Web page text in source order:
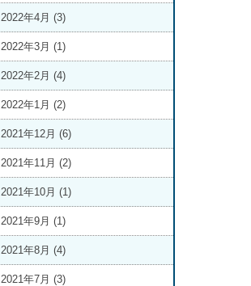
2022年4月 (3)
2022年3月 (1)
2022年2月 (4)
2022年1月 (2)
2021年12月 (6)
2021年11月 (2)
2021年10月 (1)
2021年9月 (1)
2021年8月 (4)
2021年7月 (3)